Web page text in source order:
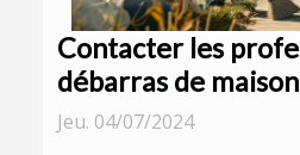
Contacter les
débarras de
Jeu. 04/07/2024